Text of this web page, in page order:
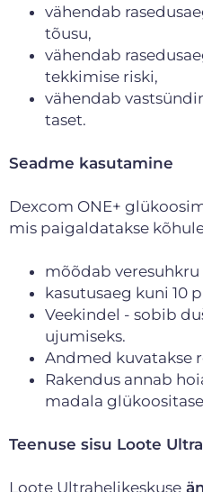
vähendab
tõusu,
vähendab
tekkimise riski,
vähendab
taset.
Seadme kasutamine
Dexcom ONE+
mis paigaldatakse
mõõdab veresuhkru
kasutusaeg kuni 10
Veekindel - sobib
ujumiseks.
Andmed kuvatakse
Rakendus annab
madala
Teenuse sisu Loote
Loote Ultrahelikeskuse